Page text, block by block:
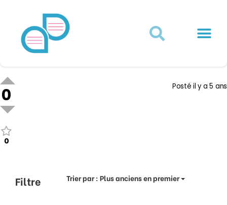
0
0
Postéil y a 5 ans
Filtre Trier par :Plus anciens en premier